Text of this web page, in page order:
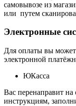
самовывозе из
или путем
Электронные
Для оплаты вы
электронной
ЮКасса
Вас перенаправит
инструкциям,